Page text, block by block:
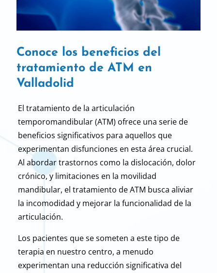
Conoce los beneficios del
tratamiento de ATM en
Valladolid
El tratamiento de la articulación
temporomandibular (ATM) ofrece una serie de
beneficios significativos para aquellos que
experimentan disfunciones en esta área crucial.
Al abordar trastornos como la dislocación, dolor
crónico, y limitaciones en la movilidad
mandibular, el tratamiento de ATM busca aliviar
la incomodidad y mejorar la funcionalidad de la
articulación.
Los pacientes que se someten a este tipo de
terapia en nuestro centro, a menudo
experimentan una reducción significativa del